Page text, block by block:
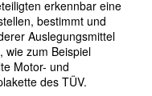
erkennbar eine
bestimmt und
Auslegungsmittel
wie zum Beispiel
Motor- und
des TÜV.